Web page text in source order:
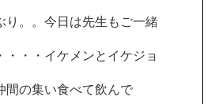
り。。今日は先生もご一緒
・・・イケメンとイケジョ
間の集い食べて飲んで